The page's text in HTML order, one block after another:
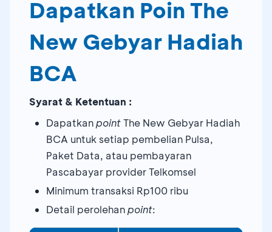
Dapatkan Poin The
New Gebyar Hadiah
BCA
Syarat & Ketentuan :
DapatkanpointThe New Gebyar Hadiah
BCA untuk setiap pembelian Pulsa,
Paket Data, atau pembayaran
Pascabayar provider Telkomsel
Minimum transaksi Rp100 ribu
Detail perolehanpoint: